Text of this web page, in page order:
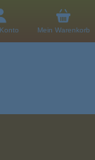
Mein Warenkorb